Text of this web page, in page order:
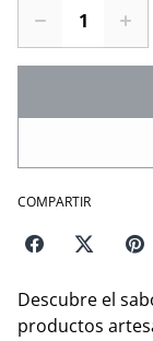
COMPARTIR
Descubre el
productos